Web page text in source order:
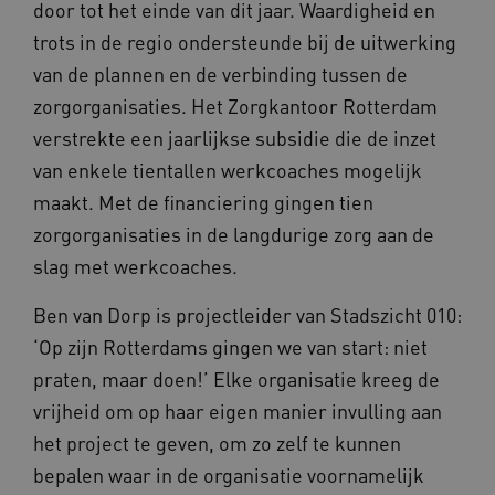
door tot het einde van dit jaar. Waardigheid en
trots in de regio ondersteunde bij de uitwerking
van de plannen en de verbinding tussen de
zorgorganisaties. Het Zorgkantoor Rotterdam
verstrekte een jaarlijkse subsidie die de inzet
van enkele tientallen werkcoaches mogelijk
maakt. Met de financiering gingen tien
zorgorganisaties in de langdurige zorg aan de
slag met werkcoaches.
Ben van Dorp is projectleider van Stadszicht 010:
‘Op zijn Rotterdams gingen we van start: niet
praten, maar doen!’ Elke organisatie kreeg de
vrijheid om op haar eigen manier invulling aan
het project te geven, om zo zelf te kunnen
bepalen waar in de organisatie voornamelijk